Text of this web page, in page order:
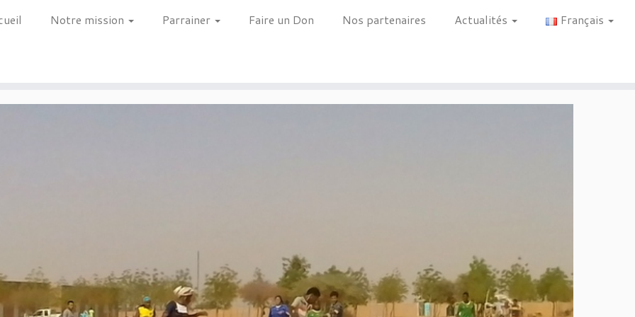
Notre mission Parrainer Faire un Don Nos partenaires Actualités Français